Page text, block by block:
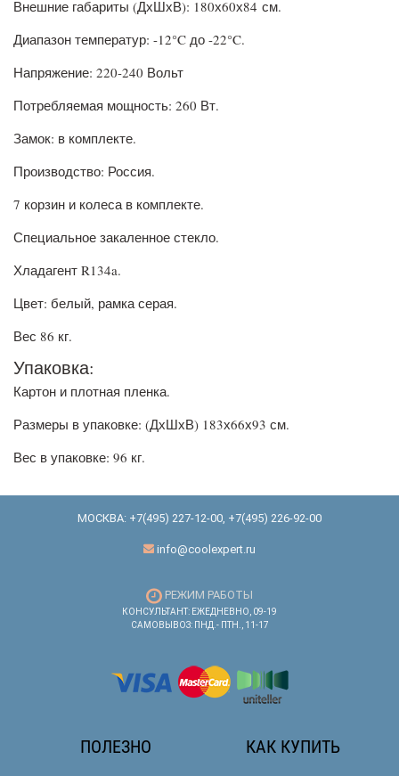
Внешние габариты (ДхШхВ): 180х60х84 см.
Диапазон температур: -12°C до -22°C.
Напряжение: 220-240 Вольт
Потребляемая мощность: 260 Вт.
Замок: в комплекте.
Производство: Россия.
7 корзин и колеса в комплекте.
Специальное закаленное стекло.
Хладагент R134a.
Цвет: белый, рамка серая.
Вес 86 кг.
Упаковка:
Картон и плотная пленка.
Размеры в упаковке: (ДхШхВ) 183х66х93 см.
Вес в упаковке: 96 кг.
МОСКВА: +7(495) 227-12-00, +7(495) 226-92-00
info@coolexpert.ru
РЕЖИМ РАБОТЫ
КОНСУЛЬТАНТ: ЕЖЕДНЕВНО, 09-19
САМОВЫВОЗ: ПНД.- ПТН., 11-17
ПОЛЕЗНО КАК КУПИТЬ